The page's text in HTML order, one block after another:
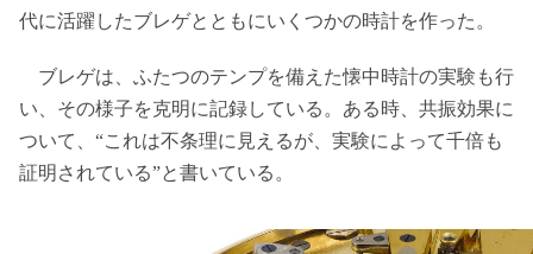
代に活躍したブレゲとともにいくつかの時計を作った。
ブレゲは、ふたつのテンプを備えた懐中時計の実験も行
い、その様子を克明に記録している。ある時、共振効果に
ついて、“これは不条理に見えるが、実験によって千倍も
証明されている”と書いている。